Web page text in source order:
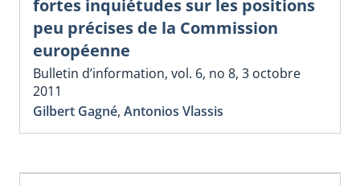
fortes inquiétudes sur les positions
peu précises de la Commission
européenne
Bulletin d’information, vol. 6, no 8, 3 octobre
2011
Gilbert Gagné, Antonios Vlassis